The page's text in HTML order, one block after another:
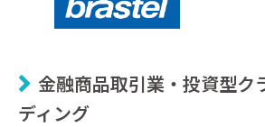
金融商品取引業・投資型ク
ディング